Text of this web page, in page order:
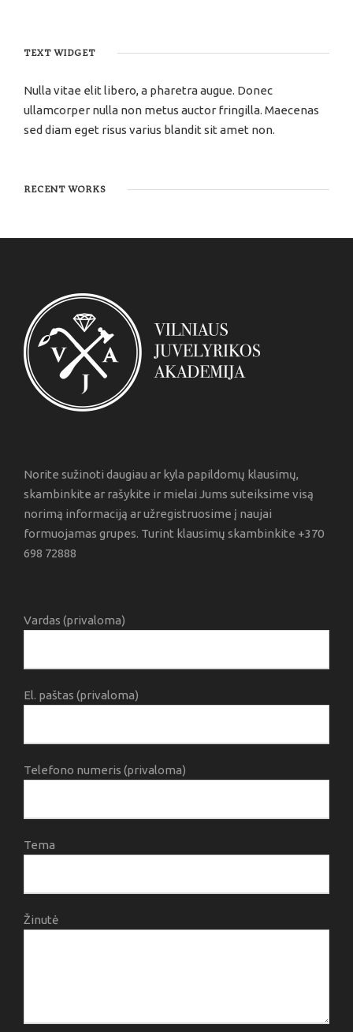
TEXT WIDGET
Nulla vitae elit libero, a pharetra augue. Donec
ullamcorper nulla non metus auctor fringilla. Maecenas
sed diam eget risus varius blandit sit amet non.
RECENT WORKS
Norite sužinoti daugiau ar kyla papildomų klausimų,
skambinkite ar rašykite ir mielai Jums suteiksime visą
norimą informaciją ar užregistruosime į naujai
formuojamas grupes. Turint klausimų skambinkite +370
698 72888
Vardas (privaloma)
El. paštas (privaloma)
Telefono numeris (privaloma)
Tema
Žinutė